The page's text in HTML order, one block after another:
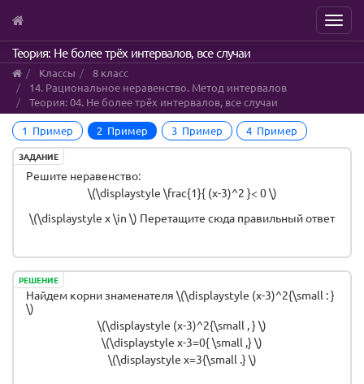
Skip
to
main
content
Menu
Теория: Не более трёх интервалов, все случаи
Классы
8 класс
14. Рациональное неравенство. Метод интервалов
Теория: 04. Не более трёх интервалов, все случаи
1 Пример 2 Пример 3 Пример 4 Пример
ЗАДАНИЕ
Решите неравенство:
\(\displaystyle \frac{1}{ (x-3)^2 }< 0 \)
\(\displaystyle x \in \) Перетащите сюда правильный ответ
РЕШЕНИЕ
Найдем корни знаменателя \(\displaystyle (x-3)^2{\small : }
\)
\(\displaystyle (x-3)^2{\small , } \)
\(\displaystyle x-3=0{ \small ,} \)
\(\displaystyle x=3{\small .} \)